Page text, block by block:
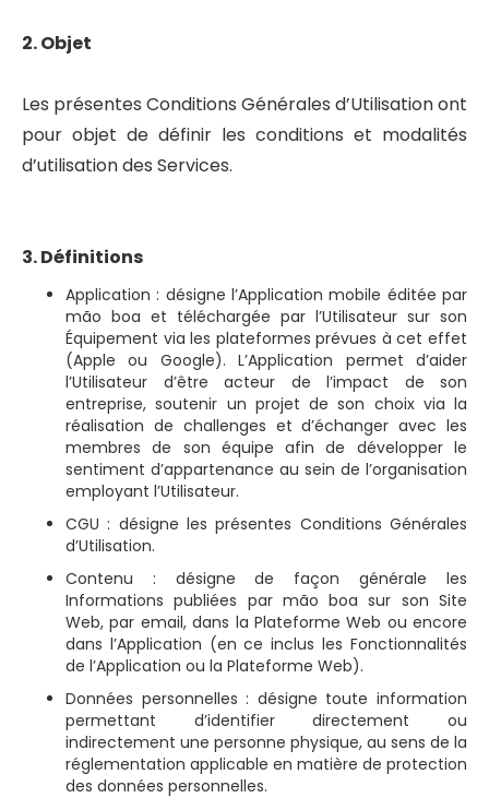
2. Objet
Les présentes Conditions Générales d’Utilisation ont
pour objet de définir les conditions et modalités
d’utilisation des Services.
3. Définitions
Application : désigne l’Application mobile éditée par
mão boa et téléchargée par l’Utilisateur sur son
Équipement via les plateformes prévues à cet effet
(Apple ou Google). L’Application permet d’aider
l’Utilisateur d’être acteur de l’impact de son
entreprise, soutenir un projet de son choix via la
réalisation de challenges et d’échanger avec les
membres de son équipe afin de développer le
sentiment d’appartenance au sein de l’organisation
employant l’Utilisateur.
CGU : désigne les présentes Conditions Générales
d’Utilisation.
Contenu : désigne de façon générale les
Informations publiées par mão boa sur son Site
Web, par email, dans la Plateforme Web ou encore
dans l’Application (en ce inclus les Fonctionnalités
de l’Application ou la Plateforme Web).
Données personnelles : désigne toute information
permettant d’identifier directement ou
indirectement une personne physique, au sens de la
réglementation applicable en matière de protection
des données personnelles.